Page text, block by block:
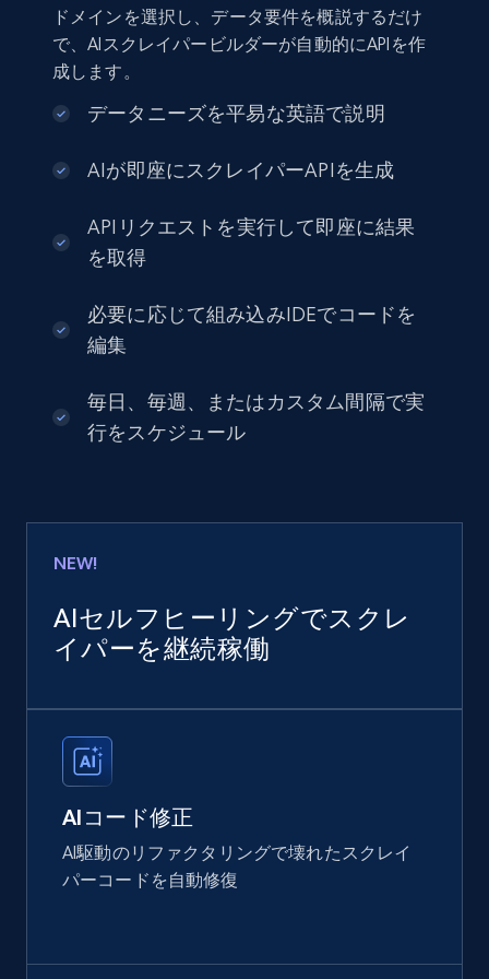
ドメインを選択し、データ要件を概説するだけ
で、AIスクレイパービルダーが自動的にAPIを作
成します。
データニーズを平易な英語で説明
AIが即座にスクレイパーAPIを生成
APIリクエストを実行して即座に結果
を取得
必要に応じて組み込みIDEでコードを
編集
毎日、毎週、またはカスタム間隔で実
行をスケジュール
NEW!
AIセルフヒーリングでスクレ
イパーを継続稼働
AIコード修正
AI駆動のリファクタリングで壊れたスクレイ
パーコードを自動修復